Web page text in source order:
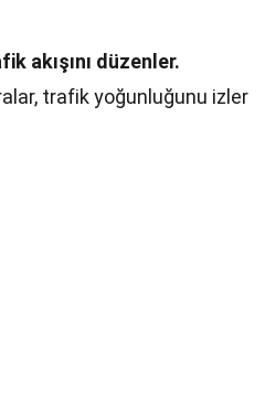
akışını düzenler.
trafik yoğunluğunu izler